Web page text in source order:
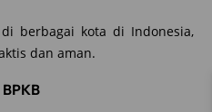
berbagai kota di Indonesia,
dan aman.